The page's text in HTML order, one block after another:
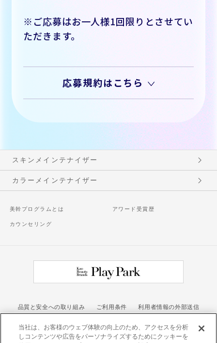
※ご応募はお一人様1回限りとさせてい
ただきます。
応募規約はこちら
スキンメインテナイザー
カラーメインテナイザー
美幹プログラムとは アワード受賞歴
カウンセリング
品質と安全への取り組み ご利用条件 利用者情報の外部送信
お問い合わせ
カネボウ化粧品
当社は、お客様のウェブ体験の向上のため、アクセスを分析
しコンテンツや広告をパーソナライズするためにクッキーを